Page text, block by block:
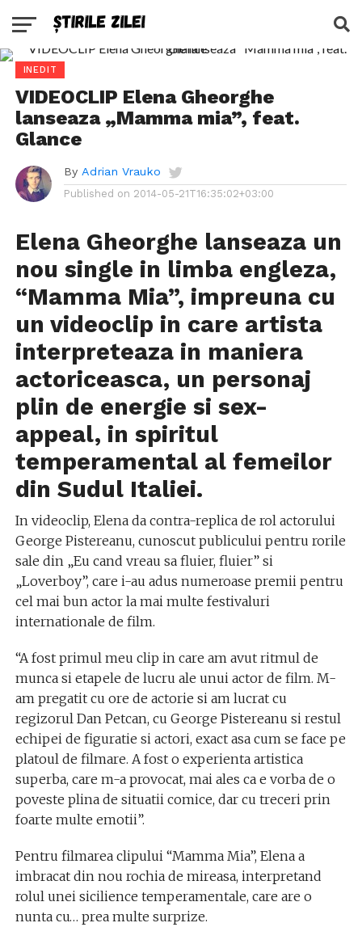
INEDIT
VIDEOCLIP Elena Gheorghe
lanseaza „Mamma mia”, feat.
Glance
By Adrian Vrauko
Published on 2014-05-21T16:35:02+03:00
Elena Gheorghe lanseaza un
nou single in limba engleza,
“Mamma Mia”, impreuna cu
un videoclip in care artista
interpreteaza in maniera
actoriceasca, un personaj
plin de energie si sex-
appeal, in spiritul
temperamental al femeilor
din Sudul Italiei.
In videoclip, Elena da contra-replica de rol actorului
George Pistereanu, cunoscut publicului pentru rorile
sale din „Eu cand vreau sa fluier, fluier” si
„Loverboy”, care i-au adus numeroase premii pentru
cel mai bun actor la mai multe festivaluri
internationale de film.
“A fost primul meu clip in care am avut ritmul de
munca si etapele de lucru ale unui actor de film. M-
am pregatit cu ore de actorie si am lucrat cu
regizorul Dan Petcan, cu George Pistereanu si restul
echipei de figuratie si actori, exact asa cum se face pe
platoul de filmare. A fost o experienta artistica
superba, care m-a provocat, mai ales ca e vorba de o
poveste plina de situatii comice, dar cu treceri prin
foarte multe emotii”.
Pentru filmarea clipului “Mamma Mia”, Elena a
imbracat din nou rochia de mireasa, interpretand
rolul unei sicilience temperamentale, care are o
nunta cu… prea multe surprize.